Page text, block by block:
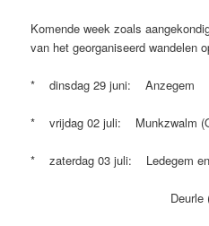
Komende week zoals
van het georganiseerd wandelen
* dinsdag 29 juni: Anzegem
* vrijdag 02 juli: Munkzwalm
* zaterdag 03 juli: Ledegem en
Deurle (O-